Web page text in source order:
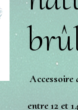
Accessoire
entre 12 et